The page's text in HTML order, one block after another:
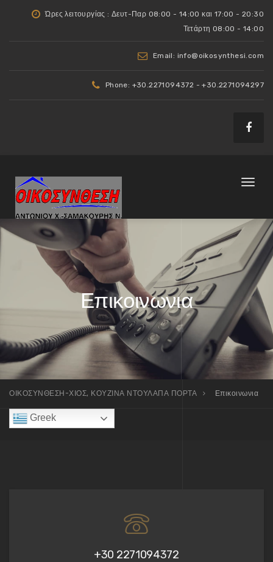
Ώρες λειτουργίας : Δευτ-Παρ 08:00 - 14:00 και 17:00 - 20:30
Τετάρτη 08:00 - 14:00
Email: info@oikosynthesi.com
Phone: +30.2271094372 - +30.2271094297
Toggle
Επικοινωνια
ΟΙΚΟΣΥΝΘΕΣΗ-ΧΙΟΣ, ΚΟΥΖΙΝΑ ΝΤΟΥΛΑΠΑ ΠΟΡΤΑ Επικοινωνια
Greek
+30 2271094372